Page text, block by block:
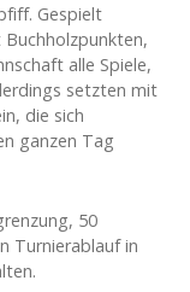
Gespielt
alle Spiele,
setzten mit
die sich
ganzen Tag
50
Turnierablauf in